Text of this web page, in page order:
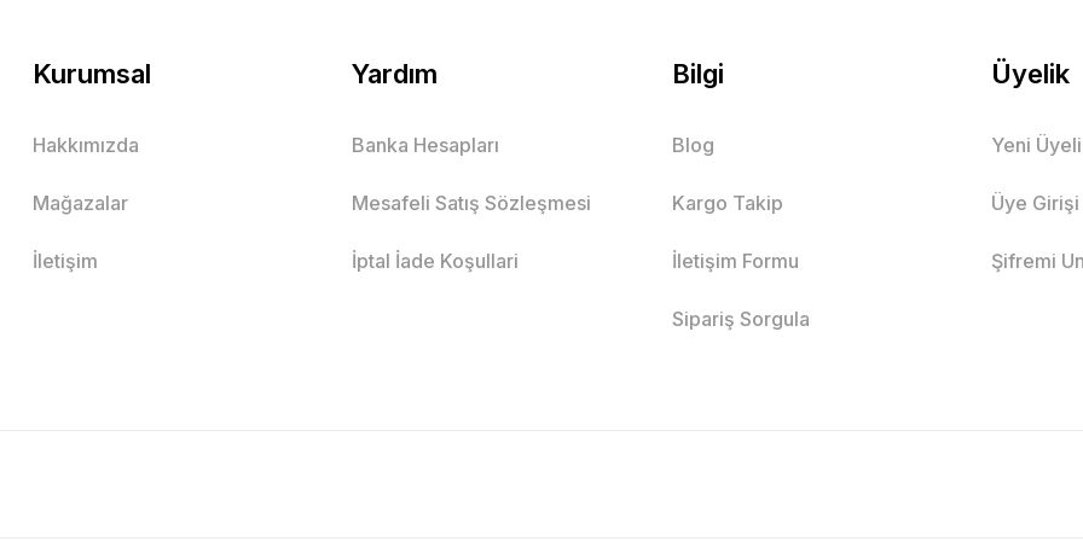
Kurumsal
Hakkımızda
Mağazalar
İletişim
Yardım
Banka Hesapları
Mesafeli Satış Sözleşmesi
İptal İade Koşullari
Bilgi
Blog
Kargo Takip
İletişim Formu
Sipariş Sorgula
Üyelik
Yeni
Üye Girişi
Şifremi